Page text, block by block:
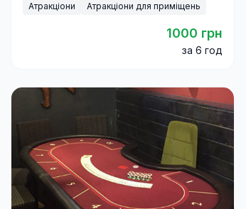
доставкою по Україні.
Атракціони Атракціони для приміщень
1000 грн
за 6 год